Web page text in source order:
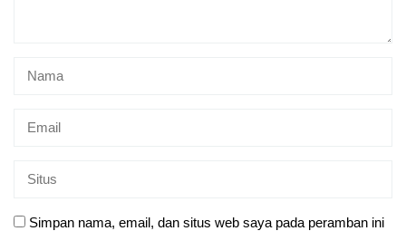
Simpan nama, email, dan situs web saya pada peramban ini